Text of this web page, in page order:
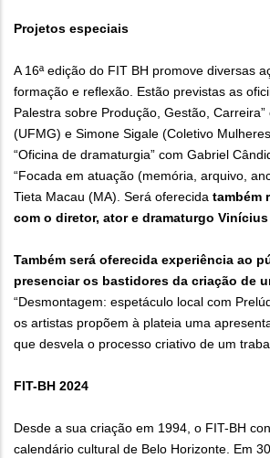
Projetos especiais
A 16ª edição do FIT BH promove diversas
formação e reflexão. Estão previstas as
Palestra sobre Produção, Gestão,
(UFMG) e Simone Sigale (Coletivo
“Oficina de dramaturgia” com Gabriel
“Focada em atuação (memória, arquivo,
Tieta Macau (MA). Será oferecida também
com o diretor, ator e dramaturgo Vinícius
Também será oferecida experiência ao
presenciar os bastidores da criação de
“Desmontagem: espetáculo local com
os artistas propõem à plateia uma
que desvela o processo criativo de um
FIT-BH 2024
Desde a sua criação em 1994, o FIT-BH
calendário cultural de Belo Horizonte. Em